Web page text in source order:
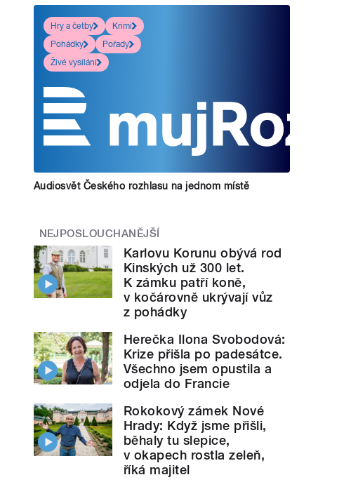
Hry a četby
Krimi
Pohádky
Pořady
Živé vysílání
Audiosvět Českého rozhlasu na jednom místě
NEJPOSLOUCHANĚJŠÍ
Karlovu Korunu obývá rod
Kinských už 300 let.
K zámku patří koně,
v kočárovně ukrývají vůz
z pohádky
Herečka Ilona Svobodová:
Krize přišla po padesátce.
Všechno jsem opustila a
odjela do Francie
Rokokový zámek Nové
Hrady: Když jsme přišli,
běhaly tu slepice,
v okapech rostla zeleň,
říká majitel